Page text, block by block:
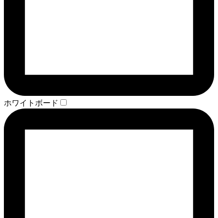
ホワイトボード